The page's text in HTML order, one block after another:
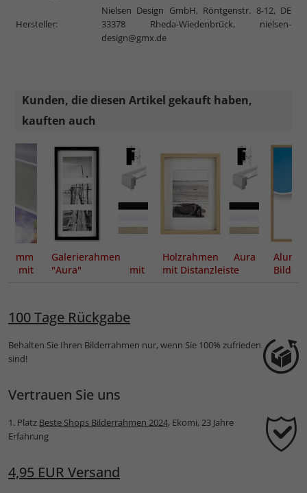
Hersteller:
Nielsen Design GmbH, Röntgenstr. 8-12, DE
33378 Rheda-Wiedenbrück, nielsen-
design@gmx.de
Kunden, die diesen Artikel gekauft haben,
kauften auch
mit
Galerierahmen
"Aura" mit
Holzrahmen Aura
mit Distanzleiste
100 Tage Rückgabe
Behalten Sie Ihren Bilderrahmen nur, wenn Sie 100% zufrieden
sind!
Vertrauen Sie uns
1. Platz Beste Shops Bilderrahmen 2024, Ekomi, 23 Jahre
Erfahrung
4,95 EUR Versand